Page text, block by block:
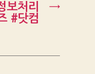
→
보처리
#닷컴